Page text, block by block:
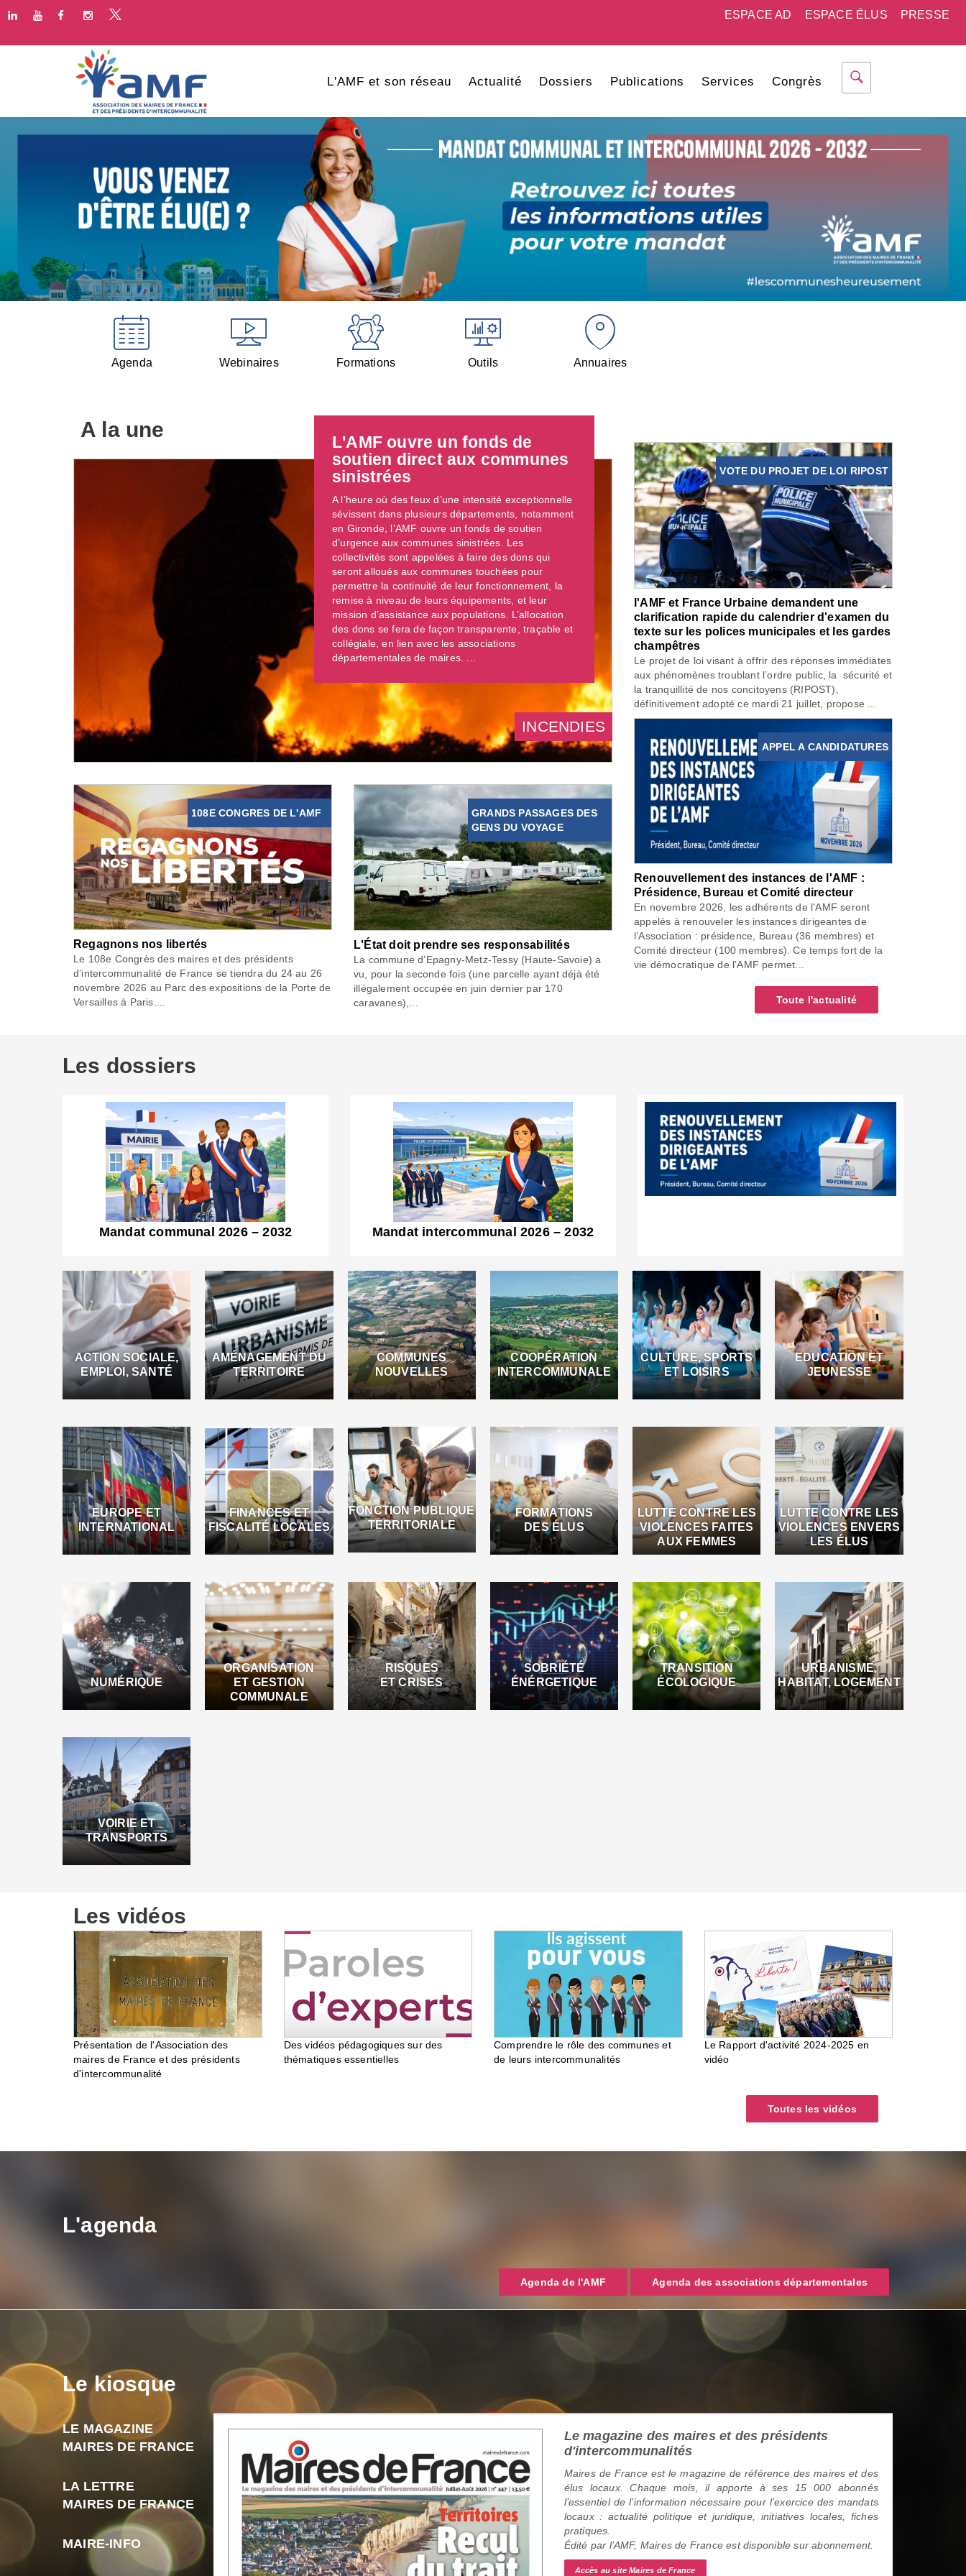
PRESSE
ESPACE ÉLUS
ESPACE AD
L'AMF et son réseau Actualité Dossiers Publications Services Congrès
Agenda Webinaires Formations Outils Annuaires
A la une
L'AMF ouvre un fonds de
soutien direct aux communes
sinistrées
A l’heure où des feux d’une intensité exceptionnelle
sévissent dans plusieurs départements, notamment
en Gironde, l’AMF ouvre un fonds de soutien
d’urgence aux communes sinistrées. Les
collectivités sont appelées à faire des dons qui
seront alloués aux communes touchées pour
permettre la continuité de leur fonctionnement, la
remise à niveau de leurs équipements, et leur
mission d’assistance aux populations. L’allocation
des dons se fera de façon transparente, traçable et
collégiale, en lien avec les associations
départementales de maires. ...
INCENDIES
108E CONGRES DE L'AMF
Regagnons nos libertés
Le 108e Congrès des maires et des présidents
d’intercommunalité de France se tiendra du 24 au 26
novembre 2026 au Parc des expositions de la Porte de
Versailles à Paris....
GRANDS PASSAGES DES
GENS DU VOYAGE
L'État doit prendre ses responsabilités
La commune d’Epagny-Metz-Tessy (Haute-Savoie) a
vu, pour la seconde fois (une parcelle ayant déjà été
illégalement occupée en juin dernier par 170
caravanes),...
VOTE DU PROJET DE LOI RIPOST
l'AMF et France Urbaine demandent une
clarification rapide du calendrier d'examen du
texte sur les polices municipales et les gardes
champêtres
Le projet de loi visant à offrir des réponses immédiates
aux phénomènes troublant l’ordre public, la sécurité et
la tranquillité de nos concitoyens (RIPOST),
définitivement adopté ce mardi 21 juillet, propose ...
APPEL A CANDIDATURES
Renouvellement des instances de l'AMF :
Présidence, Bureau et Comité directeur
En novembre 2026, les adhérents de l'AMF seront
appelés à renouveler les instances dirigeantes de
l’Association : présidence, Bureau (36 membres) et
Comité directeur (100 membres). Ce temps fort de la
vie démocratique de l’AMF permet...
Toute l'actualité
Les dossiers
Mandat communal 2026 – 2032 Mandat intercommunal 2026 – 2032
ACTION SOCIALE,
EMPLOI, SANTÉ
AMÉNAGEMENT DU
TERRITOIRE
COMMUNES
NOUVELLES
COOPÉRATION
INTERCOMMUNALE
CULTURE, SPORTS
ET LOISIRS
EDUCATION ET
JEUNESSE
EUROPE ET
INTERNATIONAL
FINANCES ET
FISCALITÉ LOCALES
FONCTION PUBLIQUE
TERRITORIALE
FORMATIONS
DES ÉLUS
LUTTE CONTRE LES
VIOLENCES FAITES
AUX FEMMES
LUTTE CONTRE LES
VIOLENCES ENVERS
LES ÉLUS
NUMÉRIQUE
ORGANISATION
ET GESTION
COMMUNALE
RISQUES
ET CRISES
SOBRIÉTÉ
ÉNÉRGETIQUE
TRANSITION
ÉCOLOGIQUE
URBANISME,
HABITAT, LOGEMENT
VOIRIE ET
TRANSPORTS
Les vidéos
Présentation de l'Association des
maires de France et des présidents
d'intercommunalité
Des vidéos pédagogiques sur des
thématiques essentielles
Comprendre le rôle des communes et
de leurs intercommunalités
Le Rapport d'activité 2024-2025 en
vidéo
Toutes les vidéos
L'agenda
Agenda de l'AMF Agenda des associations départementales
Le kiosque
LE MAGAZINE
MAIRES DE FRANCE
LA LETTRE
MAIRES DE FRANCE
MAIRE-INFO
Le magazine des maires et des présidents
d'intercommunalités
Maires de France est le magazine de référence des maires et des
élus locaux. Chaque mois, il apporte à ses 15 000 abonnés
l’essentiel de l’information nécessaire pour l’exercice des mandats
locaux : actualité politique et juridique, initiatives locales, fiches
pratiques.
Édité par l’AMF, Maires de France est disponible sur abonnement.
Accès au site Maires de France